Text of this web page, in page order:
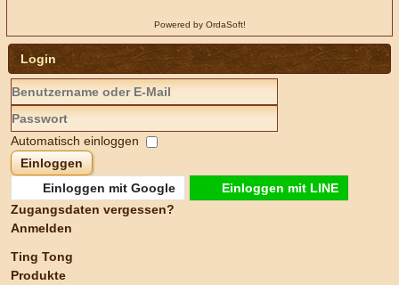
Powered by OrdaSoft!
Login
Automatisch einloggen
Einloggen
Einloggen mit Google
Einloggen mit LINE
Zugangsdaten vergessen?
Anmelden
Ting Tong
Produkte